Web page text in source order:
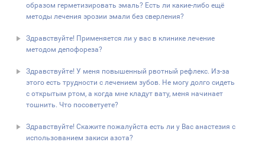
образом герметизировать эмаль? Есть ли какие-либо ещё
методы лечения эрозии эмали без сверления?
Здравствуйте! Применяется ли у вас в клинике лечение
методом депофореза?
Здравствуйте! У меня повышенный рвотный рефлекс. Из-за
этого есть трудности с лечением зубов. Не могу долго сидеть
с открытым ртом, а когда мне кладут вату, меня начинает
тошнить. Что посоветуете?
Здравствуйте! Скажите пожалуйста есть ли у Вас анастезия с
использованием закиси азота?